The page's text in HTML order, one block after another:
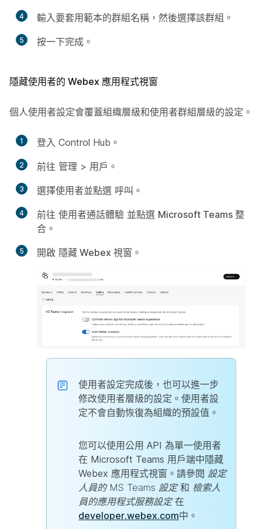
4 輸入要套用範本的群組名稱，然後選擇該群組。
5 按一下完成 。
隱藏使用者的 Webex 應用程式視窗
個人使用者設定會覆蓋組織層級和使用者群組層級的設定。
1 登入 Control Hub。
2 前往 管理 > 用戶 。
3 選擇使用者並點選 呼叫 。
4 前往 使用者通話體驗 並點選 Microsoft Teams 整
合 。
5 開啟 隱藏 Webex 視窗 。
使用者設定完成後，也可以進一步
修改使用者層級的設定。使用者設
定不會自動恢復為組織的預設值。
您可以使用公用 API 為單一使用者
在 Microsoft Teams 用戶端中隱藏
Webex 應用程式視窗。請參閱 設定
人員的 MS Teams 設定和 檢索人
員的應用程式服務設定在
developer.webex.com中。